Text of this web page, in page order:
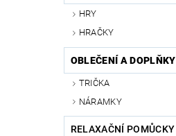
HRY
HRAČKY
OBLEČENÍ A DOPLŇKY
TRIČKA
NÁRAMKY
RELAXAČNÍ POMŮCKY